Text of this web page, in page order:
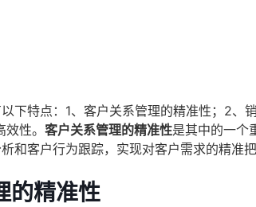
下特点：1、客户关系管理的精准性；2、
性。 客户关系管理的精准性是其中的一个
和客户行为跟踪，实现对客户需求的精准
的精准性